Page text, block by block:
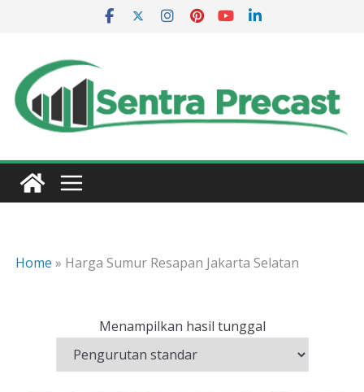
Home » Harga Sumur Resapan Jakarta Selatan
Menampilkan hasil tunggal